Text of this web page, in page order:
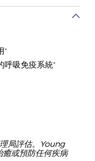
*
呼吸免疫系統*
局評估。Young
癒或預防任何疾病